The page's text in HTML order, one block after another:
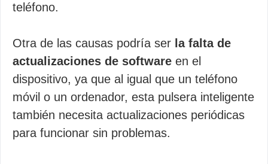
teléfono.
Otra de las causas podría ser la falta de
actualizaciones de software en el
dispositivo, ya que al igual que un teléfono
móvil o un ordenador, esta pulsera inteligente
también necesita actualizaciones periódicas
para funcionar sin problemas.